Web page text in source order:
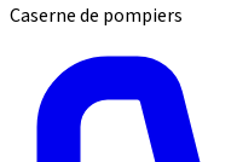
Caserne de pompiers